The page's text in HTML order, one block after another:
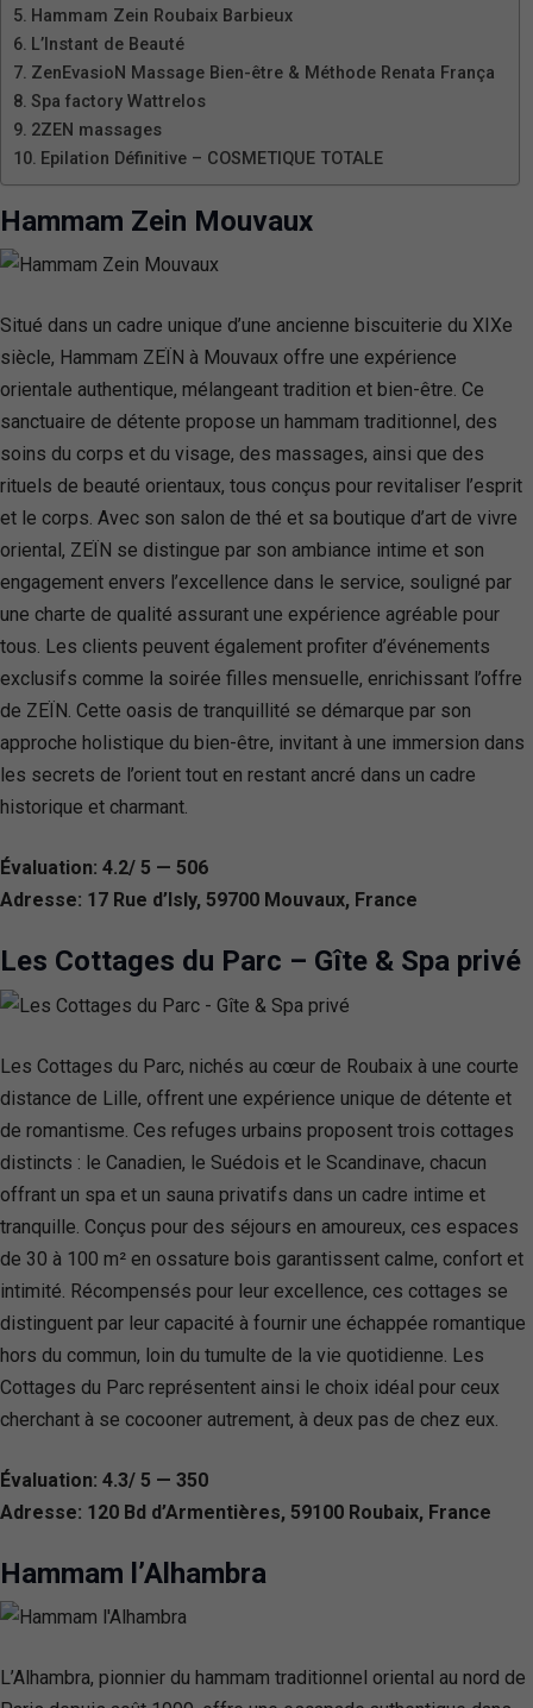
Hammam Zein Roubaix Barbieux
L’Instant de Beauté
ZenEvasioN Massage Bien-être & Méthode Renata França
Spa factory Wattrelos
2ZEN massages
Epilation Définitive – COSMETIQUE TOTALE
Hammam Zein Mouvaux
Situé dans un cadre unique d’une ancienne biscuiterie du XIXe
siècle, Hammam ZEÏN à Mouvaux offre une expérience
orientale authentique, mélangeant tradition et bien-être. Ce
sanctuaire de détente propose un hammam traditionnel, des
soins du corps et du visage, des massages, ainsi que des
rituels de beauté orientaux, tous conçus pour revitaliser l’esprit
et le corps. Avec son salon de thé et sa boutique d’art de vivre
oriental, ZEÏN se distingue par son ambiance intime et son
engagement envers l’excellence dans le service, souligné par
une charte de qualité assurant une expérience agréable pour
tous. Les clients peuvent également profiter d’événements
exclusifs comme la soirée filles mensuelle, enrichissant l’offre
de ZEÏN. Cette oasis de tranquillité se démarque par son
approche holistique du bien-être, invitant à une immersion dans
les secrets de l’orient tout en restant ancré dans un cadre
historique et charmant.
Évaluation: 4.2/ 5 — 506
Adresse: 17 Rue d’Isly, 59700 Mouvaux, France
Les Cottages du Parc – Gîte & Spa privé
Les Cottages du Parc, nichés au cœur de Roubaix à une courte
distance de Lille, offrent une expérience unique de détente et
de romantisme. Ces refuges urbains proposent trois cottages
distincts : le Canadien, le Suédois et le Scandinave, chacun
offrant un spa et un sauna privatifs dans un cadre intime et
tranquille. Conçus pour des séjours en amoureux, ces espaces
de 30 à 100 m² en ossature bois garantissent calme, confort et
intimité. Récompensés pour leur excellence, ces cottages se
distinguent par leur capacité à fournir une échappée romantique
hors du commun, loin du tumulte de la vie quotidienne. Les
Cottages du Parc représentent ainsi le choix idéal pour ceux
cherchant à se cocooner autrement, à deux pas de chez eux.
Évaluation: 4.3/ 5 — 350
Adresse: 120 Bd d’Armentières, 59100 Roubaix, France
Hammam l’Alhambra
L’Alhambra, pionnier du hammam traditionnel oriental au nord de